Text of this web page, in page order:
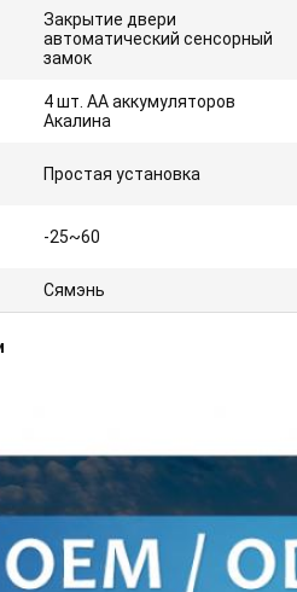
Закрытие двери
автоматический сенсорный
замок
4 шт. АА аккумуляторов
Акалина
Простая установка
-25~60
Сямэнь